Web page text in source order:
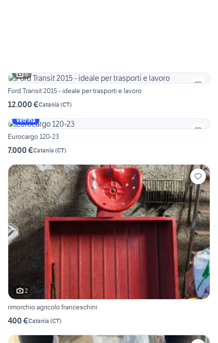
6
Ford Transit 2015 - ideale per trasporti e lavoro
12.000 €Catania (CT)
Vetrina
Eurocargo 120-23
7.000 €Catania (CT)
2
rimorchio agricolo franceschini
400 €Catania (CT)